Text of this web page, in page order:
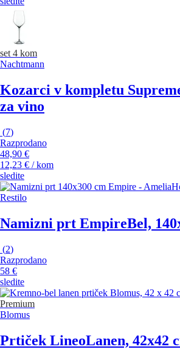
set 4 kom
Nachtmann
Kozarci v kompletu
za vino
(7)
Razprodano
48,90 €
12,23 € / kom
sledite
Restilo
Namizni prt EmpireBel,
(2)
Razprodano
58 €
sledite
Premium
Blomus
Prtiček LineoLanen, 42x42